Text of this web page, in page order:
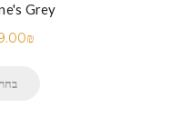
Grey
₪